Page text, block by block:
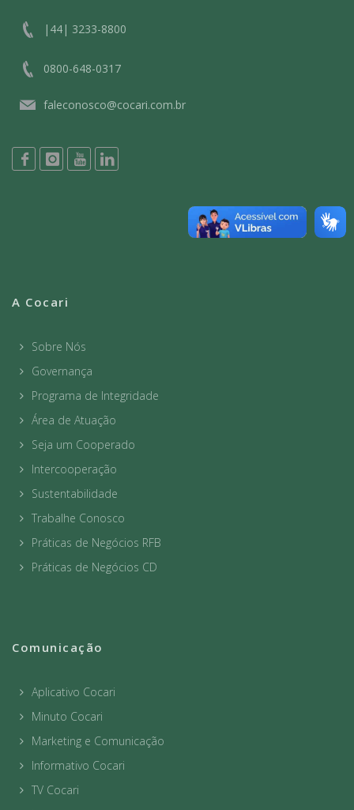
|44| 3233-8800
0800-648-0317
faleconosco@cocari.com.br
A Cocari
Sobre Nós
Governança
Programa de Integridade
Área de Atuação
Seja um Cooperado
Intercooperação
Sustentabilidade
Trabalhe Conosco
Práticas de Negócios RFB
Práticas de Negócios CD
Comunicação
Aplicativo Cocari
Minuto Cocari
Marketing e Comunicação
Informativo Cocari
TV Cocari